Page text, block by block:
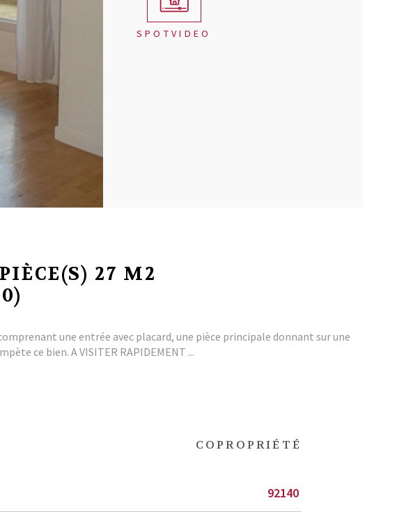
SPOTVIDEO
27 M2
une entrée avec placard, une pièce principale donnant sur une
ce bien. A VISITER RAPIDEMENT ...
COPROPRIÉTÉ
92140